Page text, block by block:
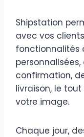
Shipstation
avec vos
fonctionnalités
confirmation,
livraison, le
votre image.
Chaque jour,